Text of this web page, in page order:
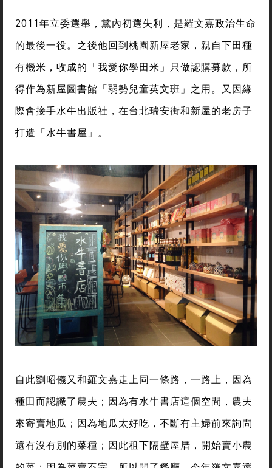
2011年立委選舉，黨內初選失利，是羅文嘉政治生命
的最後一役。之後他回到桃園新屋老家，親自下田種
有機米，收成的「我愛你學田米」只做認購募款，所
得作為新屋圖書館「弱勢兒童英文班」之用。又因緣
際會接手水牛出版社，在台北瑞安街和新屋的老房子
打造「水牛書屋」。
自此劉昭儀又和羅文嘉走上同一條路，一路上，因為
種田而認識了農夫；因為有水牛書店這個空間，農夫
來寄賣地瓜；因為地瓜太好吃，不斷有主婦前來詢問
還有沒有別的菜種；因此租下隔壁屋厝，開始賣小農